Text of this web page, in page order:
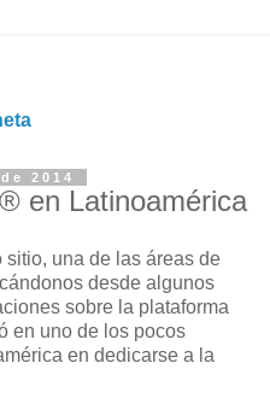
2014
en Latinoamérica
sitio, una de las áreas de
desde algunos
sobre la plataforma
en uno de los pocos
en dedicarse a la